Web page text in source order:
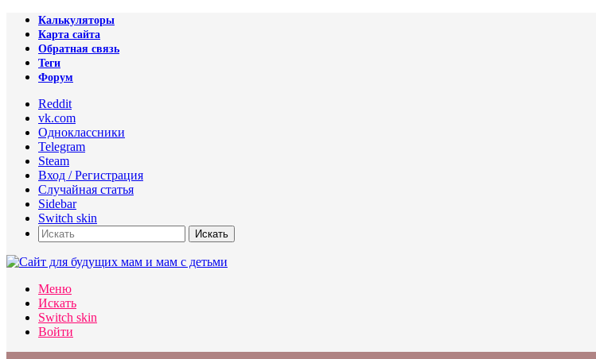
Калькуляторы
Карта сайта
Обратная связь
Теги
Форум
Reddit
vk.com
Одноклассники
Telegram
Steam
Вход / Регистрация
Случайная статья
Sidebar
Switch skin
Искать
Меню
Искать
Switch skin
Войти